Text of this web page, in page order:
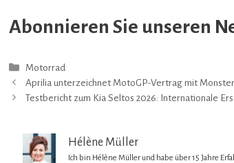
Abonnieren Sie unseren
Kategorien
Motorrad
Aprilia unterzeichnet MotoGP-Vertrag mit
Testbericht zum Kia Seltos 2026: Internationale
Hélène Müller
Ich bin Hélène Müller und habe über 15 Jahre